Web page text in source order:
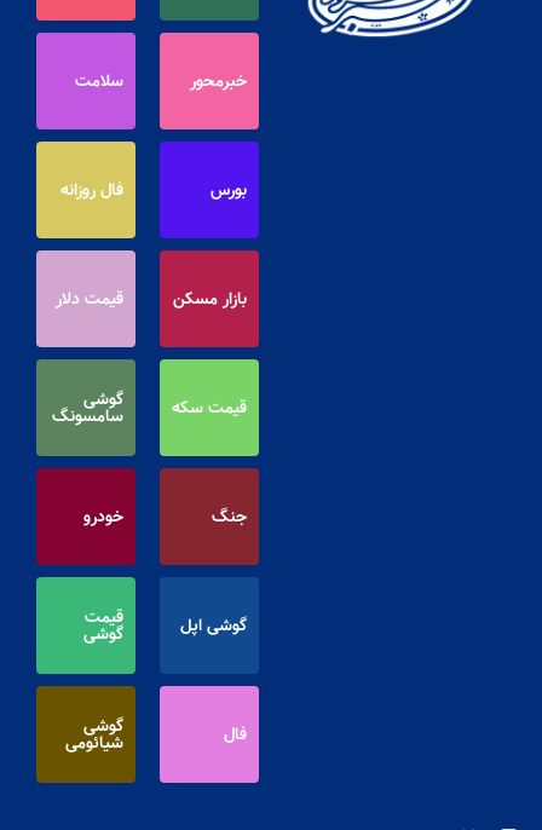
خبرمحور سلامت
بورس فال روزانه
بازار مسکن قیمت دلار
قیمت سکه گوشی
سامسونگ
جنگ خودرو
گوشی اپل قیمت
گوشی
فال گوشی
شیائومی